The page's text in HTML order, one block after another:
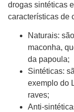
drogas sintéticas
características de
Naturais:
maconha,
da papoula;
Sintéticas:
exemplo do
raves;
Anti-